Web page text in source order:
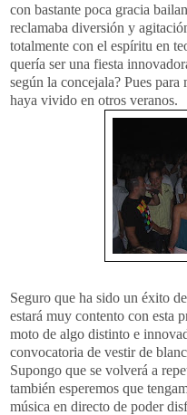
con bastante poca gracia
reclamaba diversión y
totalmente con el espíritu en
quería ser una fiesta
según la concejala? Pues
haya vivido en otros veranos.
Seguro que ha sido un éxito
estará muy contento con esta
moto de algo distinto e
convocatoria de vestir de
Supongo que se volverá a
también esperemos que
música en directo de poder